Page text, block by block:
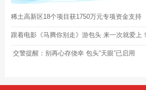
稀土高新区18个项目获1750万元专项资金支持
跟着电影《马腾你别走》游包头 来一次就爱上！
交警提醒：别再心存侥幸 包头“天眼”已启用